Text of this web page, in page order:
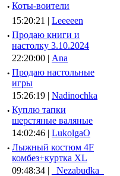
· Коты-воители
15:20:21 | Leeeeen
· Продаю книги и
настолку 3.10.2024
22:20:00 | Ana
· Продаю настольные
игры
15:26:19 | Nadinochka
· Куплю тапки
шерстяные валяные
14:02:46 | LukolgaO
· Лыжный костюм 4F
комбез+куртка XL
09:48:34 |
_Nezabudka_